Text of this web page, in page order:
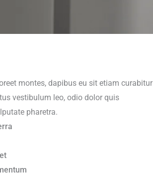
montes, dapibus eu sit etiam curabitur
vestibulum leo, odio dolor quis
pharetra.